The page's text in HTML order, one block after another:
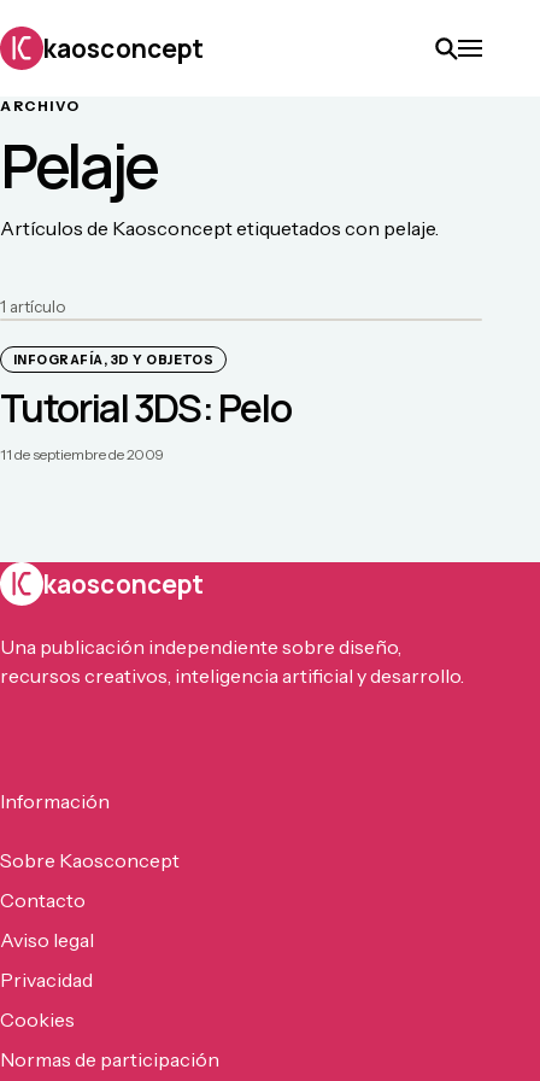
kaosconcept
ARCHIVO
Pelaje
Artículos de Kaosconcept etiquetados con pelaje.
1 artículo
INFOGRAFÍA, 3D Y OBJETOS
Tutorial 3DS: Pelo
11 de septiembre de 2009
kaosconcept
Una publicación independiente sobre diseño,
recursos creativos, inteligencia artificial y desarrollo.
Información
Sobre Kaosconcept
Contacto
Aviso legal
Privacidad
Cookies
Normas de participación